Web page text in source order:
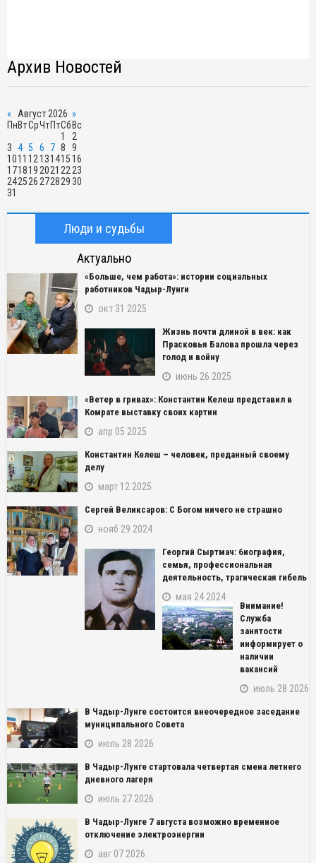
Архив Новостей
« Август 2026 »
ПнВтСрЧтПтСб Вс
1
2
3 4 5 6 7 8
9
1011 1213141516
171819 2021 22 23
242526 27282930
31
Люди и судьбы
Актуально
«Больше, чем работа»: истории социальных
работников Чадыр-Лунги
окт 31 2025
Жизнь почти длиной в век: как
Прасковья Балова прошла через
голод и войну
июнь 26 2025
«Ветер в гривах»: Константин Келеш представил в
Комрате выставку своих картин
апр 05 2025
Константин Келеш – человек, преданный своему
делу
март 12 2025
Сергей Великсаров: С Богом ничего не страшно
нояб 29 2024
Георгий Сыртмач: биография,
семья, профессиональная
деятельность, трагическая гибель
мая 24 2024
Внимание!
Служба
занятости
информирует о
наличии
вакансий
июль 28 2026
В Чадыр-Лунге состоится внеочередное заседание
муниципального Совета
июль 28 2026
В Чадыр-Лунге стартовала четвертая смена летнего
дневного лагеря
июль 27 2026
В Чадыр-Лунге 7 августа возможно временное
отключение электроэнергии
авг 07 2026
NAME_SOCIAL_FACEBOOK